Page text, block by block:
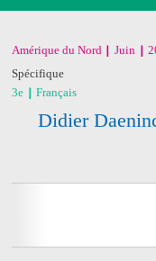
Amérique du Nord Juin
Spécifique
3e
Français
Didier